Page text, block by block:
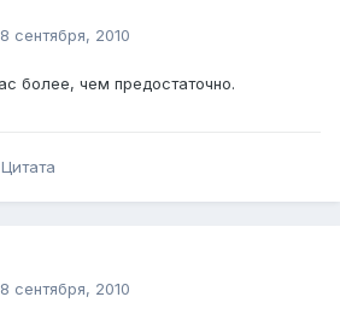
8 сентября, 2010
более, чем предостаточно.
Цитата
8 сентября, 2010